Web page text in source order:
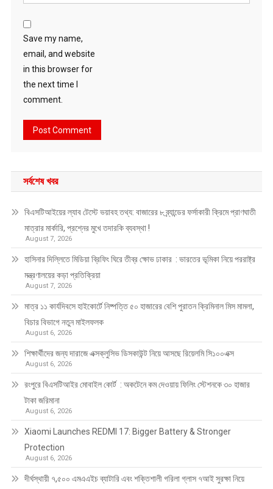
Save my name,
email, and website
in this browser for
the next time I
comment.
সর্বশেষ খবর
বিএসটিআইয়ের ল্যাব টেস্টে ভয়াবহ তথ্য: বাজারের ৮ ব্র্যান্ডের ফর্সাকারী ক্রিমে প্রাণঘাতী
মাত্রার মার্কারি, প্রশ্নের মুখে তদারকি ব্যবস্থা !
August 7, 2026
হাসিনার দিল্লিতে মিডিয়া ব্রিফিং ঘিরে তীব্র ক্ষোভ ঢাকার : ভারতের ভূমিকা নিয়ে পররাষ্ট্র
মন্ত্রণালয়ের কড়া প্রতিক্রিয়া
August 7, 2026
মাত্র ১১ কার্যদিবসে হাইকোর্টে নিষ্পত্তি ৫০ হাজারের বেশি পুরাতন ক্রিমিনাল মিস মামলা,
বিচার বিভাগে নতুন মাইলফলক
August 6, 2026
শিক্ষার্থীদের জন্য দারাজে এক্সক্লুসিভ ডিসকাউন্ট নিয়ে আসছে রিয়েলমি সি১০০এক্স
August 6, 2026
রংপুরে বিএসটিআইর মোবাইল কোর্ট : অকটেনে কম দেওয়ায় ফিলিং স্টেশনকে ৩০ হাজার
টাকা জরিমানা
August 6, 2026
Xiaomi Launches REDMI 17: Bigger Battery & Stronger
Protection
August 6, 2026
দীর্ঘস্থায়ী ৭,৫০০ এমএএইচ ব্যাটারি এবং শক্তিশালী গরিলা গ্লাস ৭আই সুরক্ষা নিয়ে